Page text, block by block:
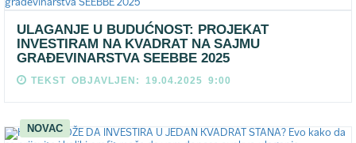
ULAGANJE U BUDUĆNOST: PROJEKAT
INVESTIRAM NA KVADRAT NA SAJMU
GRAĐEVINARSTVA SEEBBE 2025
TEKST OBJAVLJEN: 19.04.2025 9:00
NOVAC